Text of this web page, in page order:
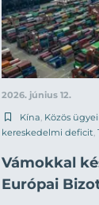
2026. június 12.
Kína, Közös
kereskedelmi deficit,
Vámokkal
Európai